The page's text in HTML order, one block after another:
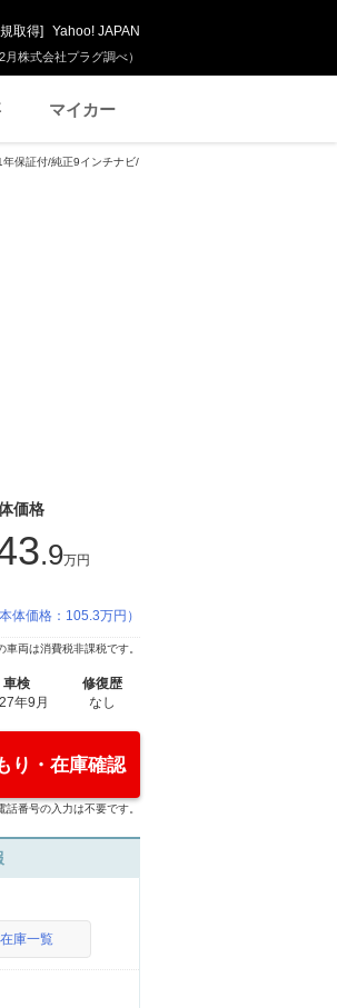
株式会社プラグ調べ）
取得] Yahoo! JAPAN
マイカー
保証付/純正9インチナビ/
価格
.9万円
本体価格：105.3万円）
車両は消費税非課税です。
車検
年9月
修復歴
なし
り・在庫確認
話番号の入力は不要です。
庫一覧